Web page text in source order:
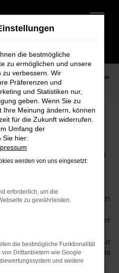
Golf
VW Golf Tageszulassung für Syke
für Syke
ist die perfekte Wahl
Fahrzeug zu
Preis suchen. Als
gefahrenen
alle Vorteile eines neuen
besseren
Ausstattung, der
fortschrittlichen
Golf die ideale Lösung für
und längere Ausflüge ins
die bestmögliche
zu ermöglichen und unsere
zu verbessern. Wir
Präferenzen und
und Statistiken nur,
geben. Wenn Sie zu
Ihre Meinung ändern, können
für die Zukunft widerrufen.
Umfang der
Sie hier:
werden von uns eingesetzt:
erforderlich, um die
zu gewährleisten.
die bestmögliche Funktionalität
Drittanbietern wie Google
und weitere